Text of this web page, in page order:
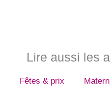
Lire aussi les
Fêtes & prix